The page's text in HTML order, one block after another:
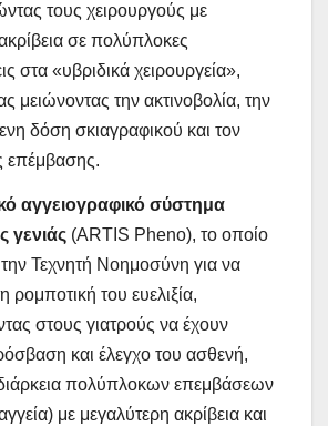
τους χειρουργούς με
σε πολύπλοκες
στα «υβριδικά χειρουργεία»,
μειώνοντας την ακτινοβολία, την
δόση σκιαγραφικού και τον
επέμβασης.
αγγειογραφικό σύστημα
γενιάς (ARTIS Pheno), το οποίο
την Τεχνητή Νοημοσύνη για να
ρομποτική του ευελιξία,
στους γιατρούς να έχουν
και έλεγχο του ασθενή,
πολύπλοκων επεμβάσεων
με μεγαλύτερη ακρίβεια και